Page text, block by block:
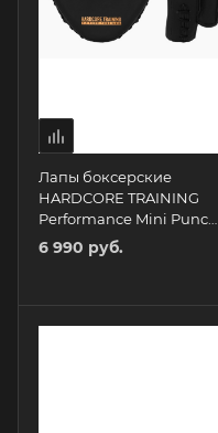
Лапы боксерские
HARDCORE TRAINING
Performance Mini Punch
Mitts
6 990 руб.